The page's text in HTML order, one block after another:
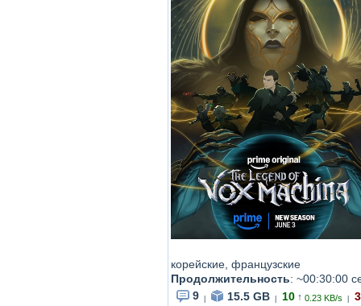
корейские, французские
Продолжительность: ~00:30:00
9
15.5 GB 10 ↑ 0.23 KB/s 3